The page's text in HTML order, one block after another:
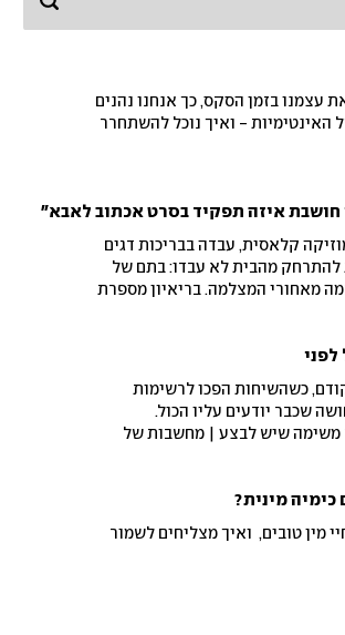
עצמנו בזמן הסקס, כך אנחנו נהנים
האינטימיות - ואיך נוכל להשתחרר
חושבת איזה תפקיד בסרט אכתוב לאבא"
קלאסית, עבדה בבריכות דגים
להתרחק מהבית לא עבדו: בתם של
מאחורי המצלמה. בריאיון מספרת
המשפחתי, מסבירה למה דווקא
כשהשיחות הפכו לרשימות
שכבר יודעים עליו הכול.
משימה שיש לבצע | מחשבות של
מין טובים, ואיך מצליחים לשמור